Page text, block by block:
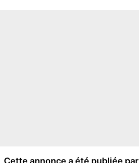
Cette annonce a été publiée par